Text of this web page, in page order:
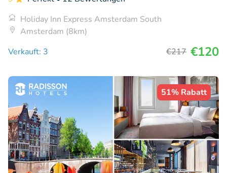
Holiday Inn Express Amsterdam South
Amsterdam (8km)
Verkauft: 3
€217 €120
51% Rabatt